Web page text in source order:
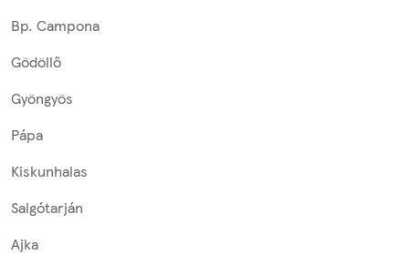
Bp. Campona
Gödöllő
Gyöngyös
Pápa
Kiskunhalas
Salgótarján
Ajka